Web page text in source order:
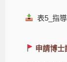
表5_指
申請博士